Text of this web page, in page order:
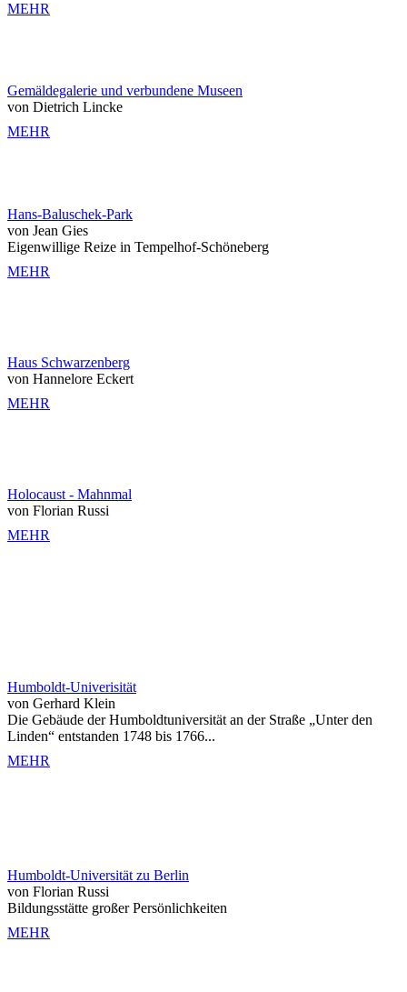
MEHR
Gemäldegalerie und verbundene Museen
von Dietrich Lincke
MEHR
Hans-Baluschek-Park
von Jean Gies
Eigenwillige Reize in Tempelhof-Schöneberg
MEHR
Haus Schwarzenberg
von Hannelore Eckert
MEHR
Holocaust - Mahnmal
von Florian Russi
MEHR
Humboldt-Univerisität
von Gerhard Klein
Die Gebäude der Humboldtuniversität an der Straße „Unter den
Linden“ entstanden 1748 bis 1766...
MEHR
Humboldt-Universität zu Berlin
von Florian Russi
Bildungsstätte großer Persönlichkeiten
MEHR